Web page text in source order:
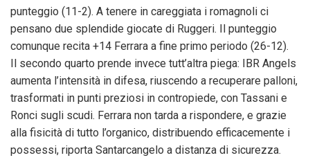
punteggio (11-2). A tenere in careggiata i romagnoli ci
pensano due splendide giocate di Ruggeri. Il punteggio
comunque recita +14 Ferrara a fine primo periodo (26-12).
Il secondo quarto prende invece tutt’altra piega: IBR Angels
aumenta l’intensità in difesa, riuscendo a recuperare palloni,
trasformati in punti preziosi in contropiede, con Tassani e
Ronci sugli scudi. Ferrara non tarda a rispondere, e grazie
alla fisicità di tutto l’organico, distribuendo efficacemente i
possessi, riporta Santarcangelo a distanza di sicurezza.